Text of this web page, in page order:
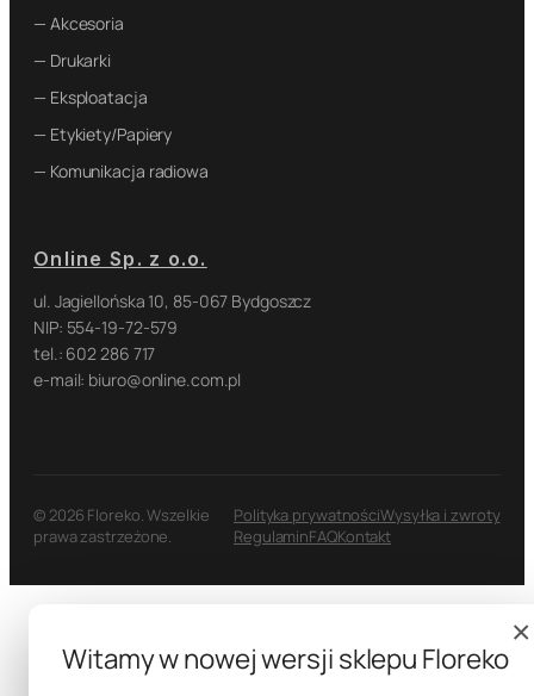
— Akcesoria
— Drukarki
— Eksploatacja
— Etykiety/Papiery
— Komunikacja radiowa
Online Sp. z o.o.
ul. Jagiellońska 10, 85-067 Bydgoszcz
NIP: 554-19-72-579
tel.: 602 286 717
e-mail: biuro@online.com.pl
© 2026 Floreko. Wszelkie
prawa zastrzeżone.
Polityka prywatnościWysyłka i zwroty
RegulaminFAQKontakt
×
Witamy w nowej wersji sklepu Floreko